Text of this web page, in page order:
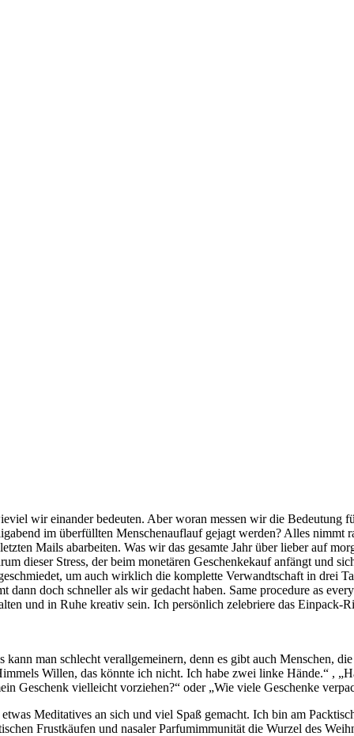
wir einander bedeuten. Aber woran messen wir die Bedeutung
im überfüllten Menschenauflauf gejagt werden? Alles nimmt
Mails abarbeiten. Was wir das gesamte Jahr über lieber auf
dieser Stress, der beim monetären Geschenkekauf anfängt und
um auch wirklich die komplette Verwandtschaft in drei
doch schneller als wir gedacht haben. Same procedure as
und in Ruhe kreativ sein. Ich persönlich zelebriere das Einpack-
man schlecht verallgemeinern, denn es gibt auch Menschen,
Willen, das könnte ich nicht. Ich habe zwei linke Hände.“ ,
Geschenk vielleicht vorziehen?“ oder „Wie viele Geschenke
Meditatives an sich und viel Spaß gemacht. Ich bin am
Frustkäufen und nasaler Parfumimmunität die Wurzel des